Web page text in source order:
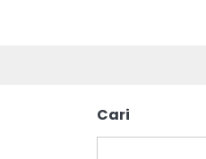
Cari